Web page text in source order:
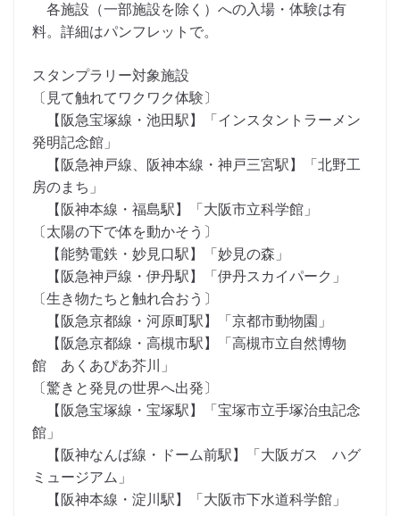
各施設（一部施設を除く）への入場・体験は有
料。詳細はパンフレットで。
スタンプラリー対象施設
〔見て触れてワクワク体験〕
【阪急宝塚線・池田駅】「インスタントラーメン
発明記念館」
【阪急神戸線、阪神本線・神戸三宮駅】「北野工
房のまち」
【阪神本線・福島駅】「大阪市立科学館」
〔太陽の下で体を動かそう〕
【能勢電鉄・妙見口駅】「妙見の森」
【阪急神戸線・伊丹駅】「伊丹スカイパーク」
〔生き物たちと触れ合おう〕
【阪急京都線・河原町駅】「京都市動物園」
【阪急京都線・高槻市駅】「高槻市立自然博物
館 あくあぴあ芥川」
〔驚きと発見の世界へ出発〕
【阪急宝塚線・宝塚駅】「宝塚市立手塚治虫記念
館」
【阪神なんば線・ドーム前駅】「大阪ガス ハグ
ミュージアム」
【阪神本線・淀川駅】「大阪市下水道科学館」